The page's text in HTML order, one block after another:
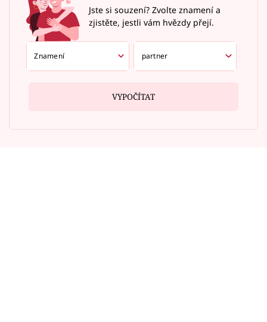
Jste si souzení? Zvolte znamení a
zjistěte, jestli vám hvězdy přejí.
VYPOČÍTAT